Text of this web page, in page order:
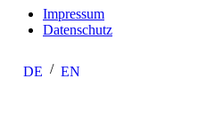
Impressum
Datenschutz
DE EN